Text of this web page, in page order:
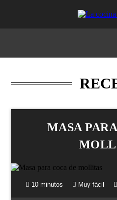
MASA
10 minutos Muy fácil